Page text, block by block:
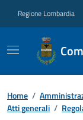
Regione Lombardia
Home /
Atti generali /